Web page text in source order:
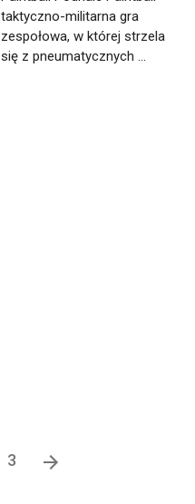
taktyczno-militarna gra
zespołowa, w której strzela
się z pneumatycznych ...
3